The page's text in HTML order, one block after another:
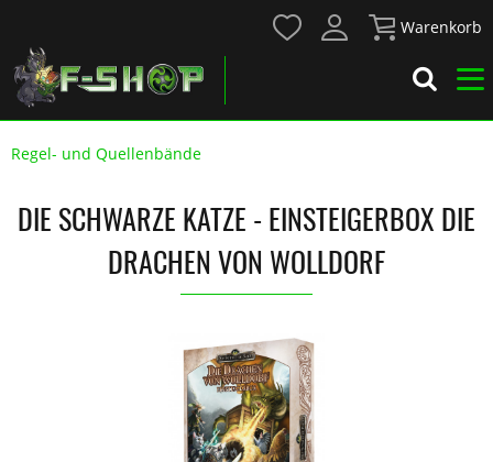
Warenkorb
Regel- und Quellenbände
DIE SCHWARZE KATZE - EINSTEIGERBOX DIE
DRACHEN VON WOLLDORF